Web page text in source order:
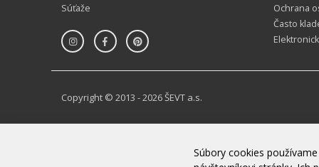
Súťaže
Ochrana
Často
Copyright © 2013 - 2026 ŠEVT a.s.
Súbory cookies